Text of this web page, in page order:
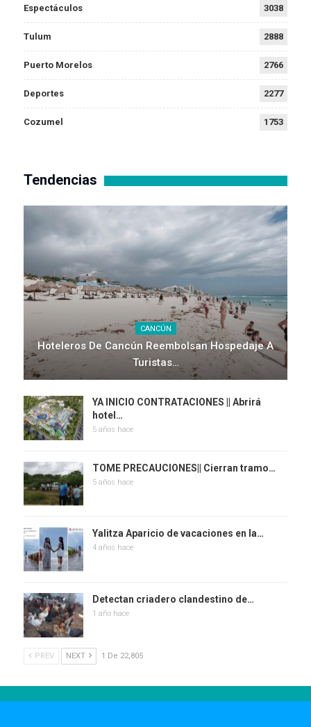
Espectáculos 3038
Tulum 2888
Puerto Morelos 2766
Deportes 2277
Cozumel 1753
Tendencias
CANCÚN
Hoteleros De Cancún Reembolsan Hospedaje A
Turistas…
YA INICIO CONTRATACIONES || Abrirá
hotel…
5 años hace
TOME PRECAUCIONES|| Cierran tramo…
5 años hace
Yalitza Aparicio de vacaciones en la…
4 años hace
Detectan criadero clandestino de…
1 año hace
PREV NEXT 1 De 22,805